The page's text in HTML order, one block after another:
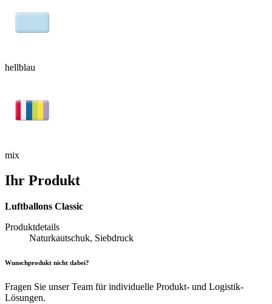
hellblau
mix
Ihr Produkt
Luftballons Classic
Produktdetails
Naturkautschuk, Siebdruck
Wunschprodukt nicht dabei?
Fragen Sie unser Team für individuelle Produkt- und Logistik-
Lösungen.